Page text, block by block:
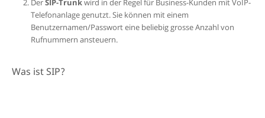
DerSIP-Trunkwird in der Regel für Business-Kunden mit VoIP-
Telefonanlage genutzt. Sie können mit einem
Benutzernamen/Passwort eine beliebig grosse Anzahl von
Rufnummern ansteuern.
Was ist SIP?